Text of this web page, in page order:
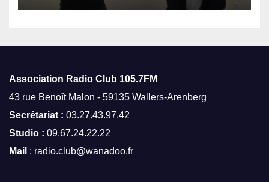
Association Radio Club 105.7FM
43 rue Benoît Malon - 59135 Wallers-Arenberg
Secrétariat : 03.27.43.97.42
Studio : 09.67.24.22.22
Mail : radio.club@wanadoo.fr